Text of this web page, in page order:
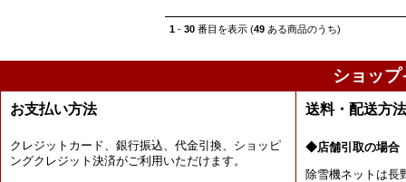
1 - 30 番目を表示 (49 ある商品のうち)
ショッ
お支払い方法
クレジットカード、銀行振込、代金引換、ショッピ
ングクレジット決済がご利用いただけます。
送料・配送方
◆店舗引取の場合
除雪機ネットは長